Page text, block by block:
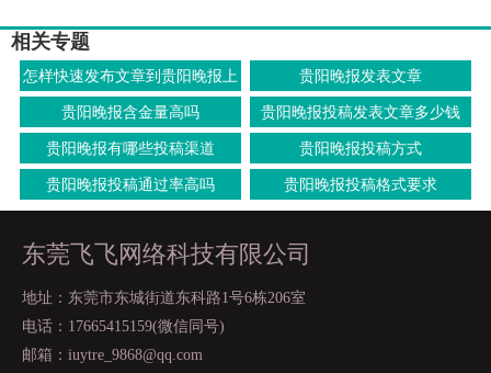
相关专题
怎样快速发布文章到贵阳晚报上
面
贵阳晚报发表文章
贵阳晚报含金量高吗 贵阳晚报投稿发表文章多少钱
贵阳晚报有哪些投稿渠道 贵阳晚报投稿方式
贵阳晚报投稿通过率高吗 贵阳晚报投稿格式要求
东莞飞飞网络科技有限公司
地址：东莞市东城街道东科路1号6栋206室
电话：17665415159(微信同号)
邮箱：iuytre_9868@qq.com